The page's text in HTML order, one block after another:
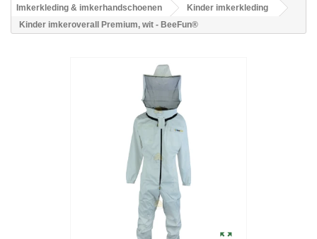
Imkerkleding & imkerhandschoenen
Kinder imkerkleding
Kinder imkeroverall Premium, wit - BeeFun®